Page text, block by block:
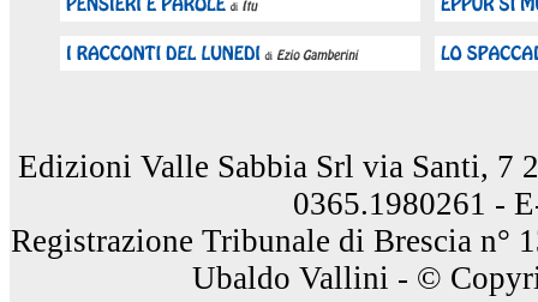
Edizioni Valle Sabbia Srl via Santi, 7
0365.1980261 -
Registrazione Tribunale di Brescia n°
Ubaldo Vallini - ©